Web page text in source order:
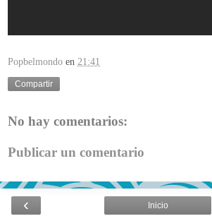
Popbelmondo en 21:41
Compartir
No hay comentarios:
Publicar un comentario
‹ Inicio